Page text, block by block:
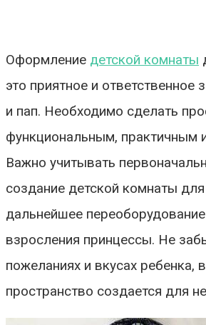
Оформление детской комнаты
это приятное и ответственное
и пап. Необходимо сделать
функциональным, практичным
Важно учитывать
создание детской комнаты
дальнейшее
взросления принцессы. Не
пожеланиях и вкусах ребенка,
пространство создается для